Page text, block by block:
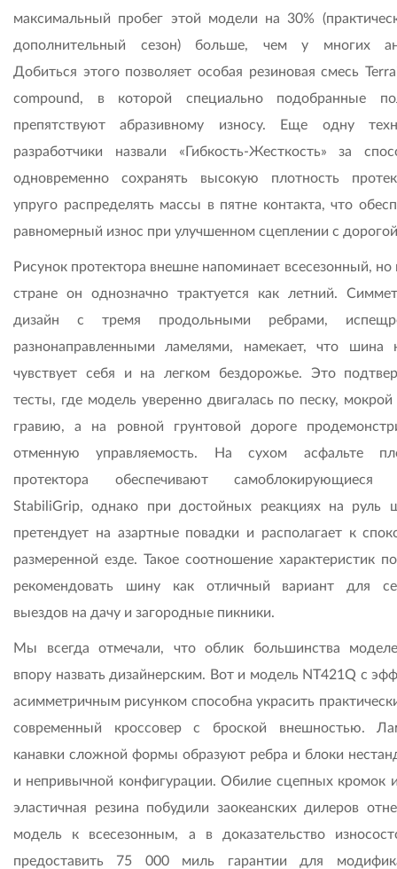
максимальный пробег этой модели на 30%
дополнительный сезон) больше, чем у многих
Добиться этого позволяет особая резиновая смесь
compound, в которой специально подобранные
препятствуют абразивному износу. Еще одну
разработчики назвали «Гибкость-Жесткость» за
одновременно сохранять высокую плотность
упруго распределять массы в пятне контакта, что
равномерный износ при улучшенном сцеплении с
Рисунок протектора внешне напоминает всесезонный, но
стране он однозначно трактуется как летний.
дизайн с тремя продольными ребрами,
разнонаправленными ламелями, намекает, что шина
чувствует себя и на легком бездорожье. Это
тесты, где модель уверенно двигалась по песку, мокрой
гравию, а на ровной грунтовой дороге
отменную управляемость. На сухом асфальте
протектора обеспечивают самоблокирующиеся
StabiliGrip, однако при достойных реакциях на руль
претендует на азартные повадки и располагает к
размеренной езде. Такое соотношение характеристик
рекомендовать шину как отличный вариант для
выездов на дачу и загородные пикники.
Мы всегда отмечали, что облик большинства
впору назвать дизайнерским. Вот и модель NT421Q с
асимметричным рисунком способна украсить
современный кроссовер с броской внешностью.
канавки сложной формы образуют ребра и блоки
и непривычной конфигурации. Обилие сцепных кромок
эластичная резина побудили заокеанских дилеров
модель к всесезонным, а в доказательство
предоставить 75 000 миль гарантии для